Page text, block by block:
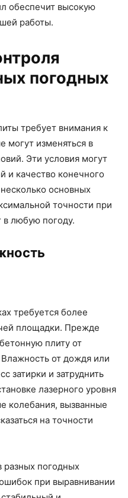
обеспечит высокую
работы.
погодных
требует внимания к
могут изменяться в
Эти условия могут
и качество конечного
основных
точности при
в любую погоду.
требуется более
площадки. Прежде
плиту от
от дождя или
затирки и затруднить
лазерного уровня
колебания, вызванные
на точности
погодных
при выравнивании